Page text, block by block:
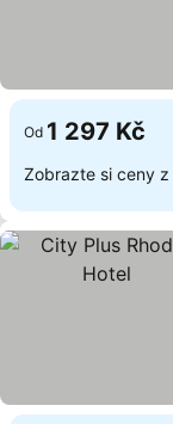
Od 1 297 Kč
Zobrazte si ceny z